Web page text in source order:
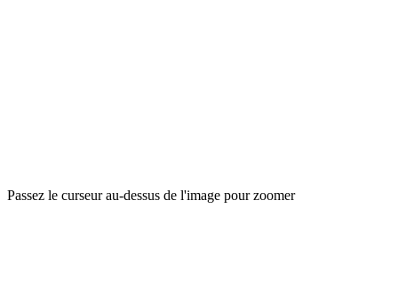
Passez le curseur au-dessus de l'image pour zoomer